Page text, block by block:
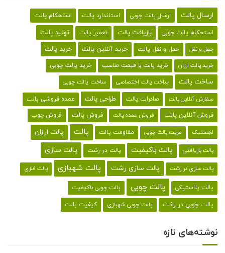
ارسال پالت ارسال پالت چوبی استاندارد پالت استحکام پالت
استحکام پالت چوبی بازیافت پالت تعمیر پالت تولید پالت
حمل و نقل حمل و نقل پالت خرید آنلاین پالت خرید پالت
خرید پالت ارزان خرید پالت با قیمت مناسب خرید پالت چوبی
ساخت پالت ساخت پالت اختصاصی ساخت پالت چوبی
سفارش آنلاین پالت صادرات پالت طراحی پالت عمده فروشی پالت
فروش آنلاین پالت فروش عمده پالت فروش پالت فروش چوب
لجستیک مزیت پالت چوبی مقاومت پالت پالت پالت ارزان
پالت بازیافتی پالت باکیفیت پالت در رشت پالت سازی
پالت سازی در رشت پالت سازی رشت پالت شهبازی پالت فلزی
پالت پلاستیکی پالت چوبی پالت چوبی باکیفیت
پالت چوبی در رشت پالت چوبی شهبازی کیفیت پالت
نوشته‌های تازه